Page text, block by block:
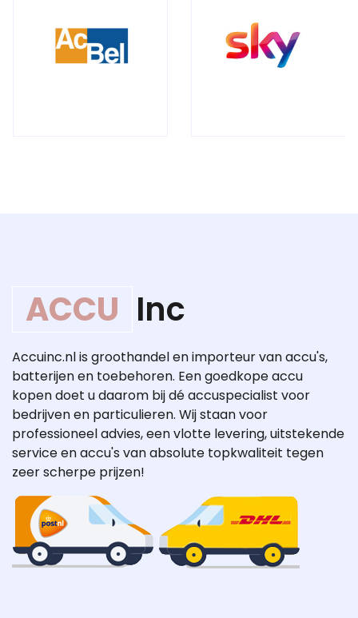
ACCU Inc
Accuinc.nl is groothandel en importeur van accu's,
batterijen en toebehoren. Een goedkope accu
kopen doet u daarom bij dé accuspecialist voor
bedrijven en particulieren. Wij staan voor
professioneel advies, een vlotte levering, uitstekende
service en accu's van absolute topkwaliteit tegen
zeer scherpe prijzen!